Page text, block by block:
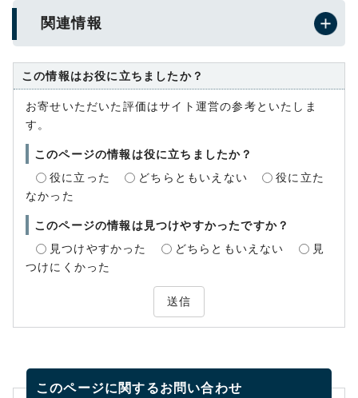
関連情報
この情報はお役に立ちましたか？
お寄せいただいた評価はサイト運営の参考といたしま
す。
このページの情報は役に立ちましたか？
役に立った
どちらともいえない
役に立た
なかった
このページの情報は見つけやすかったですか？
見つけやすかった
どちらともいえない
見
つけにくかった
送信
このページに関するお問い合わせ